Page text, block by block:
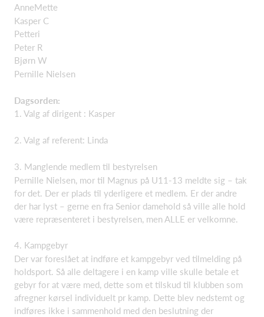
AnneMette
Kasper C
Petteri
Peter R
Bjørn W
Pernille Nielsen
Dagsorden:
1. Valg af dirigent : Kasper
2. Valg af referent: Linda
3. Manglende medlem til bestyrelsen
Pernille Nielsen, mor til Magnus på U11-13 meldte sig – tak
for det. Der er plads til yderligere et medlem. Er der andre
der har lyst – gerne en fra Senior damehold så ville alle hold
være repræsenteret i bestyrelsen, men ALLE er velkomne.
4. Kampgebyr
Der var foreslået at indføre et kampgebyr ved tilmelding på
holdsport. Så alle deltagere i en kamp ville skulle betale et
gebyr for at være med, dette som et tilskud til klubben som
afregner kørsel individuelt pr kamp. Dette blev nedstemt og
indføres ikke i sammenhold med den beslutning der